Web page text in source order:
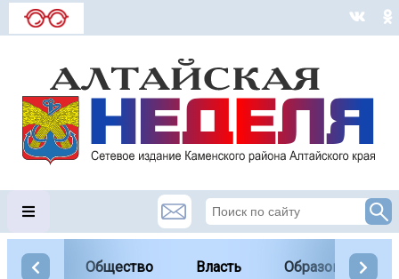
Общество Власть Образование